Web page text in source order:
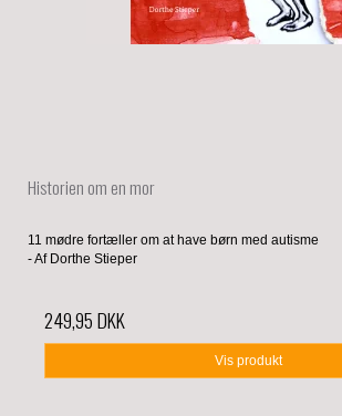
Historien om en mor
11 mødre fortæller om at have børn med autisme
- Af Dorthe Stieper
249,95 DKK
Vis produkt